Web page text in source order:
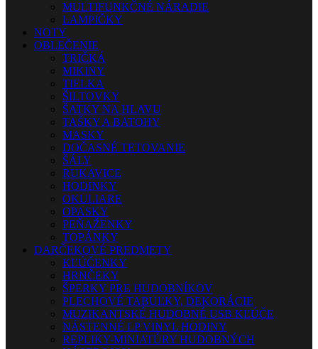
MULTIFUNKČNÉ NÁRADIE
LAMPIČKY
NOTY
OBLEČENIE
TRIČKÁ
MIKINY
TIELKA
ŠILTOVKY
ŠATKY NA HLAVU
TAŠKY A BATOHY
MASKY
DOČASNÉ TETOVANIE
ŠÁLY
RUKAVICE
HODINKY
OKULIARE
OPASKY
PEŇAŽENKY
TOPÁNKY
DARČEKOVÉ PREDMETY
KĽÚČENKY
HRNČEKY
ŠPERKY PRE HUDOBNÍKOV
PLECHOVÉ TABUĽKY, DEKORÁCIE
MUZIKANTSKÉ HUDOBNÉ USB KĽÚČE
NÁSTENNÉ LP VINYL HODINY
REPLIKY-MINIATÚRY HUDOBNÝCH